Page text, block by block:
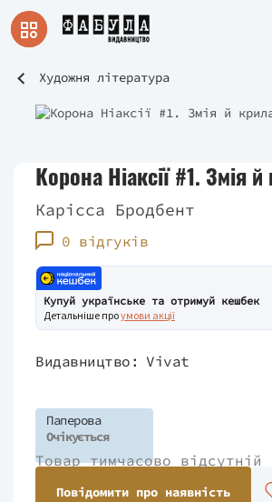
Художня література
Корона Ніаксії #1. Змія
Карісса Бродбент
0 відгуків
Купуй українське та отримуй кешбек
Детальніше проумови акції
Видавництво: Vivat
Паперова
Очікується
Товар тимчасово відсутній
Повідомити про наявність